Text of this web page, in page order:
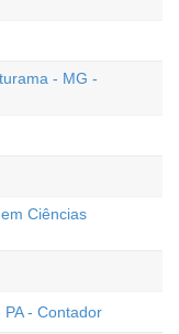
- MG -
Ciências
- Contador